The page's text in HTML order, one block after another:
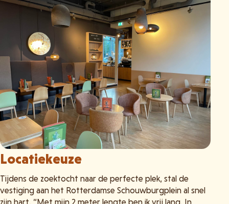
Locatiekeuze
Tijdens de zoektocht naar de perfecte plek, stal de
vestiging aan het Rotterdamse Schouwburgplein al snel